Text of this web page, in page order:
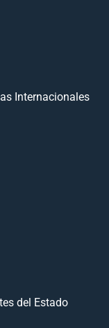
Internacionales
del Estado